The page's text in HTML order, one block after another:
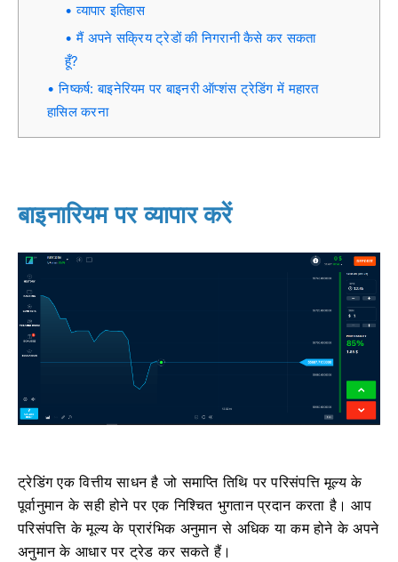
व्यापार इतिहास
मैं अपने सक्रिय ट्रेडों की निगरानी कैसे कर सकता
हूँ?
निष्कर्ष: बाइनेरियम पर बाइनरी ऑप्शंस ट्रेडिंग में महारत
हासिल करना
बाइनारियम पर व्यापार करें
ट्रेडिंग एक वित्तीय साधन है जो समाप्ति तिथि पर परिसंपत्ति मूल्य के
पूर्वानुमान के सही होने पर एक निश्चित भुगतान प्रदान करता है। आप
परिसंपत्ति के मूल्य के प्रारंभिक अनुमान से अधिक या कम होने के अपने
अनुमान के आधार पर ट्रेड कर सकते हैं।